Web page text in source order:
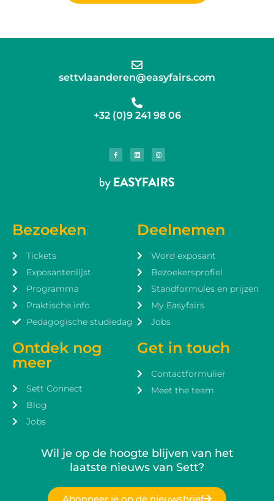
settvlaanderen@easyfairs.com
+32 (0)9 241 98 06
Bezoeken
Tickets
Exposantenlijst
Programma
Praktische info
Pedagogische studiedag
Ontdek nog
meer
Sett Connect
Blog
Jobs
Deelnemen
Word exposant
Bezoekersprofiel
Standformules en prijzen
My Easyfairs
Jobs
Get in touch
Contactformulier
Meet the team
Wil je op de hoogte blijven van het
laatste nieuws van Sett?